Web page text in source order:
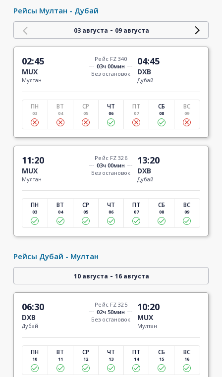
Рейсы Мултан - Дубай
03 августа - 09 августа
02:45
MUX
Мултан
Рейс FZ 340
03ч 00мин
Без остановок
04:45
DXB
Дубай
ПН
03
ВТ
04
СР
05
ЧТ
06
ПТ
07
СБ
08
ВС
09
11:20
MUX
Мултан
Рейс FZ 326
03ч 00мин
Без остановок
13:20
DXB
Дубай
ПН
03
ВТ
04
СР
05
ЧТ
06
ПТ
07
СБ
08
ВС
09
Рейсы Дубай - Мултан
10 августа - 16 августа
06:30
DXB
Дубай
Рейс FZ 325
02ч 50мин
Без остановок
10:20
MUX
Мултан
ПН
10
ВТ
11
СР
12
ЧТ
13
ПТ
14
СБ
15
ВС
16